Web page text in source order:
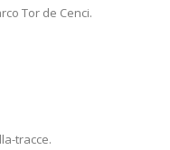
Tor de Cenci.
tracce.